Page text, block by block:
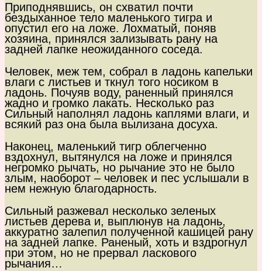
Приподнявшись, он схватил почти
бездыханное тело маленького тигра и
опустил его на ложе. Лохматый, поняв
хозяина, принялся зализывать рану на
задней лапке неожиданного соседа.
Человек, меж тем, собрал в ладонь капельки
влаги с листьев и ткнул того носиком в
ладонь. Почуяв воду, раненный принялся
жадно и громко лакать. Несколько раз
Сильный наполнял ладонь каплями влаги, и
всякий раз она была вылизана досуха.
Наконец, маленький тигр облегченно
вздохнул, вытянулся на ложе и принялся
негромко рычать, но рычание это не было
злым, наоборот – человек и пес услышали в
нем нежную благодарность.
Сильный разжевал несколько зеленых
листьев дерева и, выплюнув на ладонь,
аккуратно залепил полученной кашицей рану
на задней лапке. Раненый, хоть и вздрогнул
при этом, но не прервал ласкового
рычания…